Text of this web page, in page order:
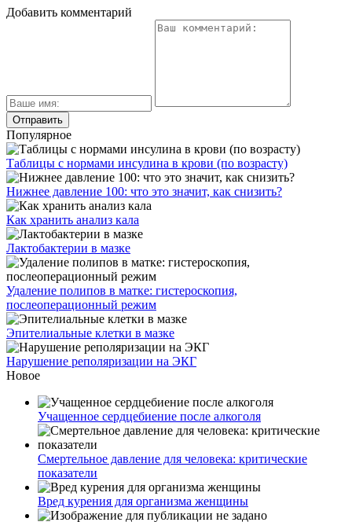
Добавить комментарий
Популярное
Таблицы с нормами инсулина в крови (по возрасту)
Нижнее давление 100: что это значит, как снизить?
Как хранить анализ кала
Лактобактерии в мазке
Удаление полипов в матке: гистероскопия,
послеоперационный режим
Эпителиальные клетки в мазке
Нарушение реполяризации на ЭКГ
Новое
Учащенное сердцебиение после алкоголя
Смертельное давление для человека: критические
показатели
Вред курения для организма женщины